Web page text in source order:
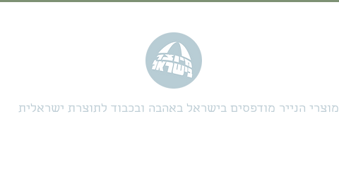
מוצרי הנייר מודפסים בישראל באהבה ובכבוד לתוצרת ישראלית